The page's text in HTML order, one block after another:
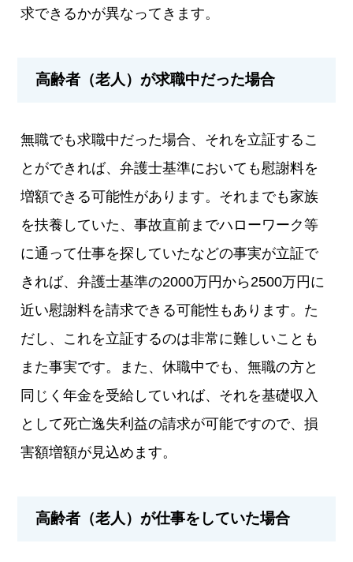
求できるかが異なってきます。
高齢者（老人）が求職中だった場合
無職でも求職中だった場合、それを立証するこ
とができれば、弁護士基準においても慰謝料を
増額できる可能性があります。それまでも家族
を扶養していた、事故直前までハローワーク等
に通って仕事を探していたなどの事実が立証で
きれば、弁護士基準の2000万円から2500万円に
近い慰謝料を請求できる可能性もあります。た
だし、これを立証するのは非常に難しいことも
また事実です。また、休職中でも、無職の方と
同じく年金を受給していれば、それを基礎収入
として死亡逸失利益の請求が可能ですので、損
害額増額が見込めます。
高齢者（老人）が仕事をしていた場合